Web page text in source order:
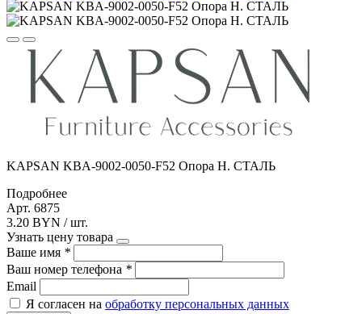
KAPSAN KBA-9002-0050-F52 Опора Н. СТАЛЬ
Подробнее
Арт. 6875
3.20 BYN / шт.
Узнать цену товара
Ваше имя *
Ваш номер телефона *
Email
Я согласен на обработку персональных данных